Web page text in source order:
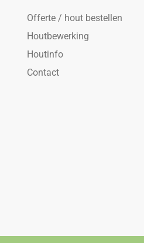
Offerte / hout bestellen
Houtbewerking
Houtinfo
Contact